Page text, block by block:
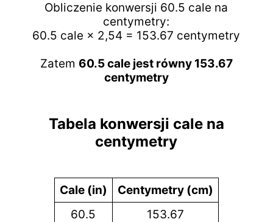
Obliczenie konwersji 60.5 cale na
centymetry:
60.5 cale × 2,54 = 153.67 centymetry
Zatem 60.5 cale jest równy 153.67
centymetry
Tabela konwersji cale na
centymetry
Cale (in)
Centymetry (cm)
60.5
153.67